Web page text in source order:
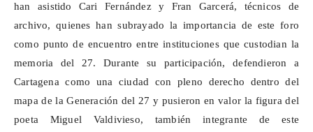
han asistido Cari Fernández y Fran Garcerá, técnicos de
archivo, quienes han subrayado la importancia de este foro
como punto de encuentro entre instituciones que custodian la
memoria del 27. Durante su participación, defendieron a
Cartagena como una ciudad con pleno derecho dentro del
mapa de la Generación del 27 y pusieron en valor la figura del
poeta Miguel Valdivieso, también integrante de este